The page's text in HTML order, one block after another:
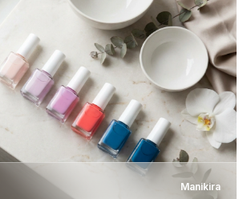
Manikira